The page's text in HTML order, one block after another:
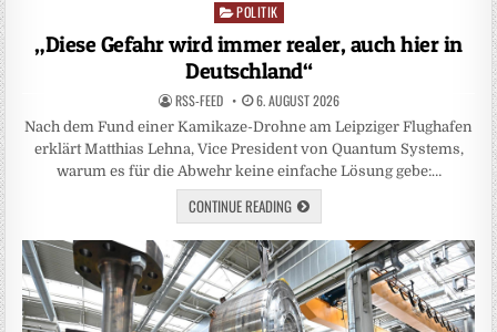
Posted
in
POLITIK
„Diese Gefahr wird immer realer, auch hier in
Deutschland“
RSS-FEED 6. AUGUST 2026
Nach dem Fund einer Kamikaze-Drohne am Leipziger Flughafen
erklärt Matthias Lehna, Vice President von Quantum Systems,
warum es für die Abwehr keine einfache Lösung gebe:…
CONTINUE READING